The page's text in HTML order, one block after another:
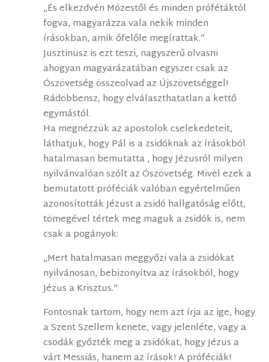
„És elkezdvén Mózestől és minden prófétáktól
fogva, magyarázza vala nekik minden
írásokban, amik őfelőle megírattak.”
Jusztinusz is ezt teszi, nagyszerű olvasni
ahogyan magyarázatában egyszer csak az
Ószövetség összeolvad az Újszövetséggel!
Rádöbbensz, hogy elválaszthatatlan a kettő
egymástól.
Ha megnézzük az apostolok cselekedeteit,
láthatjuk, hogy Pál is a zsidóknak az írásokból
hatalmasan bemutatta , hogy Jézusról milyen
nyilvánvalóan szólt az Ószövetség. Mivel ezek a
bemutatott próféciák valóban egyértelműen
azonosították Jézust a zsidó hallgatóság előtt,
tömegével tértek meg maguk a zsidók is, nem
csak a pogányok:
„Mert hatalmasan meggyőzi vala a zsidókat
nyilvánosan, bebizonyítva az írásokból, hogy
Jézus a Krisztus.”
Fontosnak tartom, hogy nem azt írja az ige, hogy
a Szent Szellem kenete, vagy jelenléte, vagy a
csodák győzték meg a zsidókat, hogy Jézus a
várt Messiás, hanem az írások! A próféciák!